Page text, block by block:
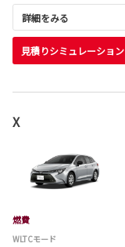
詳細をみる
見積りシミュレーション
X
燃費
WLTCモード